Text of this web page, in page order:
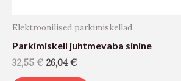
Elektroonilised parkimiskellad
Parkimiskell juhtmevaba sinine
32,55€ 26,04€